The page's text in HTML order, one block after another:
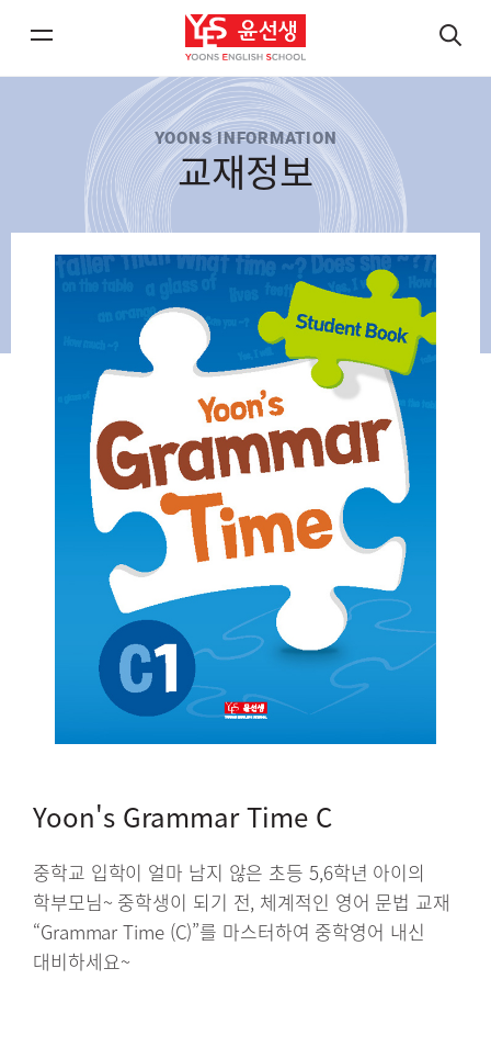
뉴
기/
기
색
기
YOONS INFORMATION
교재정보
Yoon's Grammar Time C
중학교 입학이 얼마 남지 않은 초등 5,6학년 아이의
학부모님~ 중학생이 되기 전, 체계적인 영어 문법 교재
“Grammar Time (C)”를 마스터하여 중학영어 내신
대비하세요~